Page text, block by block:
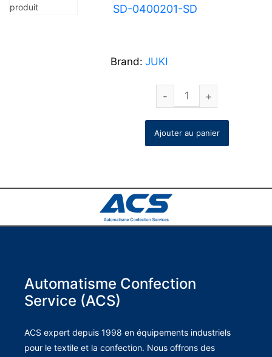
SD-0400201-SD
Brand: JUKI
Ajouter au panier
Automatisme Confection
Service (ACS)
ACS expert depuis 1998 en équipements industriels
pour le textile et la confection. Nous offrons des